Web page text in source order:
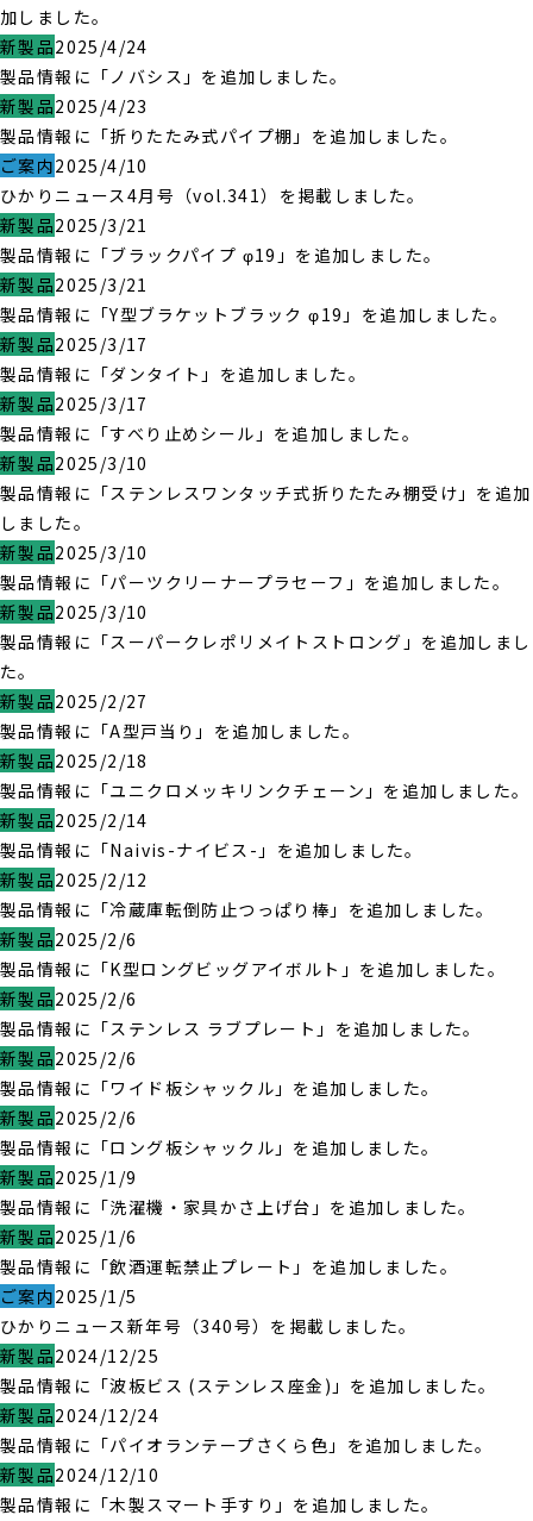
加しました。
新製品2025/4/24
製品情報に「ノバシス」を追加しました。
新製品2025/4/23
製品情報に「折りたたみ式パイプ棚」を追加しました。
ご案内2025/4/10
ひかりニュース4月号（vol.341）を掲載しました。
新製品2025/3/21
製品情報に「ブラックパイプ φ19」を追加しました。
新製品2025/3/21
製品情報に「Y型ブラケットブラック φ19」を追加しました。
新製品2025/3/17
製品情報に「ダンタイト」を追加しました。
新製品2025/3/17
製品情報に「すべり止めシール」を追加しました。
新製品2025/3/10
製品情報に「ステンレスワンタッチ式折りたたみ棚受け」を追加
しました。
新製品2025/3/10
製品情報に「パーツクリーナープラセーフ」を追加しました。
新製品2025/3/10
製品情報に「スーパークレポリメイトストロング」を追加しまし
た。
新製品2025/2/27
製品情報に「A型戸当り」を追加しました。
新製品2025/2/18
製品情報に「ユニクロメッキリンクチェーン」を追加しました。
新製品2025/2/14
製品情報に「Naivis-ナイビス-」を追加しました。
新製品2025/2/12
製品情報に「冷蔵庫転倒防止つっぱり棒」を追加しました。
新製品2025/2/6
製品情報に「K型ロングビッグアイボルト」を追加しました。
新製品2025/2/6
製品情報に「ステンレス ラブプレート」を追加しました。
新製品2025/2/6
製品情報に「ワイド板シャックル」を追加しました。
新製品2025/2/6
製品情報に「ロング板シャックル」を追加しました。
新製品2025/1/9
製品情報に「洗濯機・家具かさ上げ台」を追加しました。
新製品2025/1/6
製品情報に「飲酒運転禁止プレート」を追加しました。
ご案内2025/1/5
ひかりニュース新年号（340号）を掲載しました。
新製品2024/12/25
製品情報に「波板ビス (ステンレス座金)」を追加しました。
新製品2024/12/24
製品情報に「パイオランテープさくら色」を追加しました。
新製品2024/12/10
製品情報に「木製スマート手すり」を追加しました。